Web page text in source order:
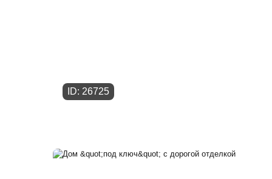
ID: 26725